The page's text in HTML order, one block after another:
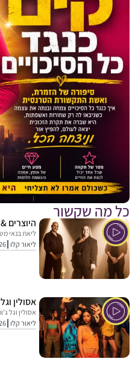
שקשור
היוצרים &
ליאת בנאי משתפת
ליאור קלו 08/2026
אסולין וגל
אסולין וגל ג'ומה
ליאור קלו 08/2026